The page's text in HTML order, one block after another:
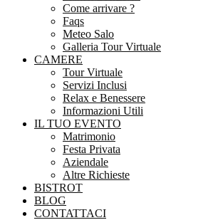
Come arrivare ?
Faqs
Meteo Salo
Galleria Tour Virtuale
CAMERE
Tour Virtuale
Servizi Inclusi
Relax e Benessere
Informazioni Utili
IL TUO EVENTO
Matrimonio
Festa Privata
Aziendale
Altre Richieste
BISTROT
BLOG
CONTATTACI